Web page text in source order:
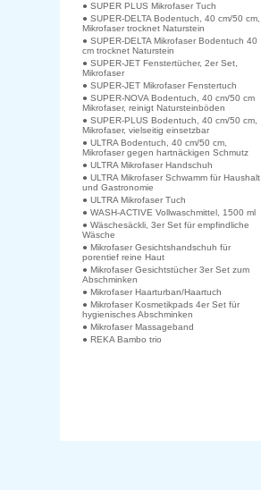
● SUPER PLUS Mikrofaser Tuch
● SUPER-DELTA Bodentuch, 40 cm/50 cm,
Mikrofaser trocknet Naturstein
● SUPER-DELTA Mikrofaser Bodentuch 40
cm trocknet Naturstein
● SUPER-JET Fenstertücher, 2er Set,
Mikrofaser
● SUPER-JET Mikrofaser Fenstertuch
● SUPER-NOVA Bodentuch, 40 cm/50 cm
Mikrofaser, reinigt Natursteinböden
● SUPER-PLUS Bodentuch, 40 cm/50 cm,
Mikrofaser, vielseitig einsetzbar
● ULTRA Bodentuch, 40 cm/50 cm,
Mikrofaser gegen hartnäckigen Schmutz
● ULTRA Mikrofaser Handschuh
● ULTRA Mikrofaser Schwamm für Haushalt
und Gastronomie
● ULTRA Mikrofaser Tuch
● WASH-ACTIVE Vollwaschmittel, 1500 ml
● Wäschesäckli, 3er Set für empfindliche
Wäsche
● Mikrofaser Gesichtshandschuh für
porentief reine Haut
● Mikrofaser Gesichtstücher 3er Set zum
Abschminken
● Mikrofaser Haarturban/Haartuch
● Mikrofaser Kosmetikpads 4er Set für
hygienisches Abschminken
● Mikrofaser Massageband
● REKA Bambo trio